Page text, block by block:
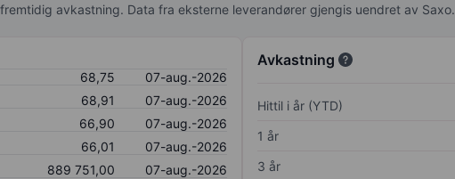
avkastning. Data fra eksterne leverandører gjengis uendret av Saxo.
68,75
07-aug.-2026
68,91
07-aug.-2026
66,90
07-aug.-2026
66,01
07-aug.-2026
889 751,00
07-aug.-2026
Avkastning
Hittil i år (YTD)
1 år
3 år